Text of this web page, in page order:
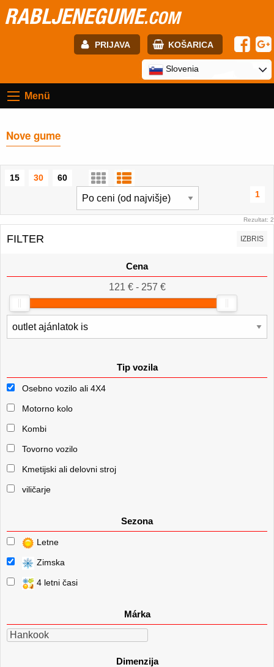
RABLJENEGUME.COM
PRIJAVA KOŠARICA
Geslo:
Slovenia
Menü
Nove gume
15 30
60
1
Rezultat: 2
FILTER IZBRIS
Cena
121 € - 257 €
Tip vozila
Osebno vozilo ali 4X4
Motorno kolo
Kombi
Tovorno vozilo
Kmetijski ali delovni stroj
viličarje
Sezona
Letne
Zimska
4 letni časi
Márka
Hankook
Dimenzija